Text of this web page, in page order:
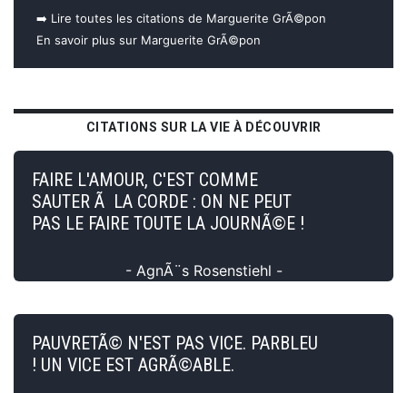
➡️ Lire toutes les citations de Marguerite GrÃ©pon
En savoir plus sur Marguerite GrÃ©pon
CITATIONS SUR LA VIE À DÉCOUVRIR
FAIRE L'AMOUR, C'EST COMME
SAUTER Ã LA CORDE : ON NE PEUT
PAS LE FAIRE TOUTE LA JOURNÃ©E !
- AgnÃ¨s Rosenstiehl -
PAUVRETÃ© N'EST PAS VICE. PARBLEU
! UN VICE EST AGRÃ©ABLE.